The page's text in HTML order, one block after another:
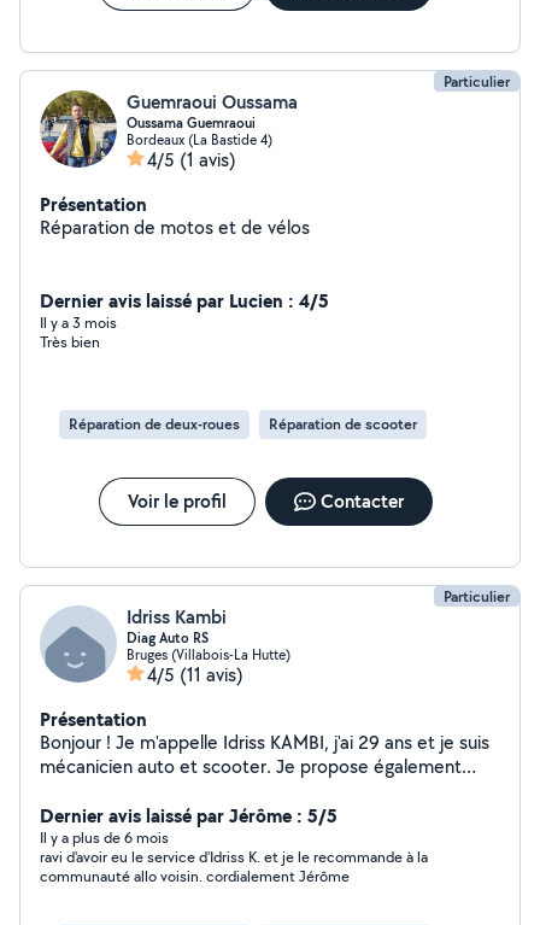
Particulier
Guemraoui Oussama
Oussama Guemraoui
Bordeaux (La Bastide 4)
4/5 (1 avis)
Présentation
Réparation de motos et de vélos
Dernier avis laissé par Lucien : 4/5
Il y a 3 mois
Très bien
Réparation de deux-roues Réparation de scooter
Voir le profil Contacter
Particulier
Idriss Kambi
Diag Auto RS
Bruges (Villabois-La Hutte)
4/5 (11 avis)
Présentation
Bonjour ! Je m'appelle Idriss KAMBI, j'ai 29 ans et je suis
mécanicien auto et scooter. Je propose également
et du bricolage ( montage de meuble, etc) Passionné,
sérieux, je suis disponible chaque jour y compris le
week-end pour vous rendre service rapidement et
efficacement. N'hésitez pas à me contacter, je réponds
Dernier avis laissé par Jérôme : 5/5
Il y a plus de 6 mois
ravi d'avoir eu le service d'Idriss K. et je le recommande à la
communauté allo voisin. cordialement Jérôme